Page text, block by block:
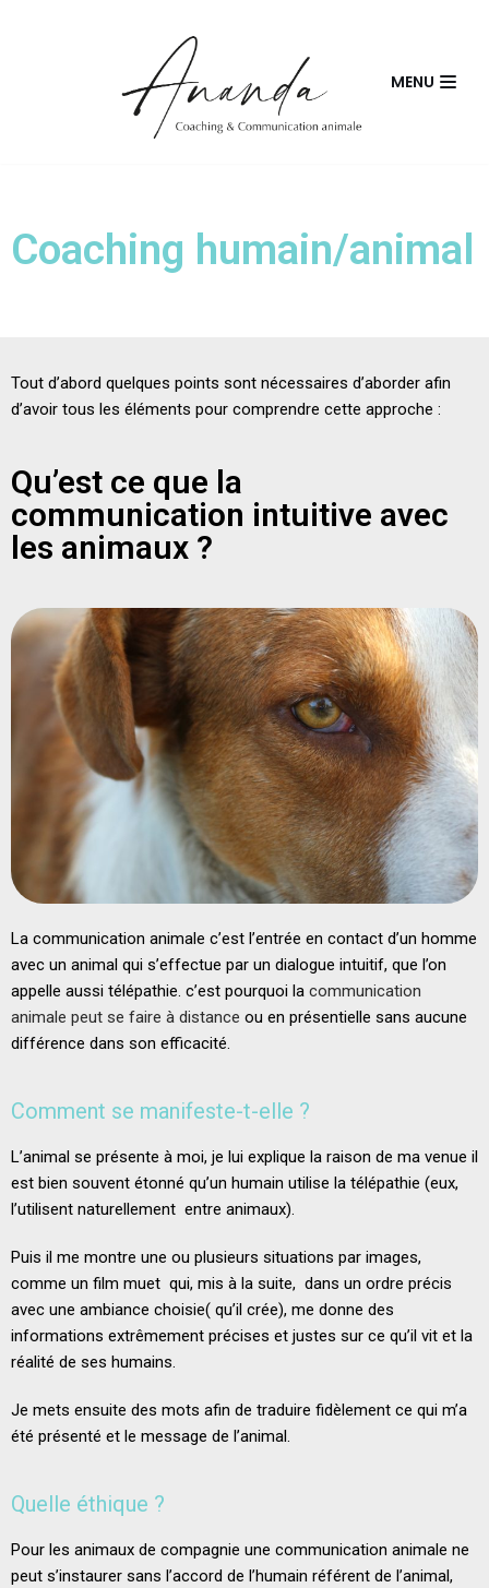
MENU
Coaching humain/animal
Tout d’abord quelques points sont nécessaires d’aborder afin
d’avoir tous les éléments pour comprendre cette approche :
Qu’est ce que la
communication intuitive avec
les animaux ?
La communication animale c’est l’entrée en contact d’un homme
avec un animal qui s’effectue par un dialogue intuitif, que l’on
appelle aussi télépathie. c’est pourquoi la communication
animale peut se faire à distance ou en présentielle sans aucune
différence dans son efficacité.
Comment se manifeste-t-elle ?
L’animal se présente à moi, je lui explique la raison de ma venue il
est bien souvent étonné qu’un humain utilise la télépathie (eux,
l’utilisent naturellement entre animaux).
Puis il me montre une ou plusieurs situations par images,
comme un film muet qui, mis à la suite, dans un ordre précis
avec une ambiance choisie( qu’il crée), me donne des
informations extrêmement précises et justes sur ce qu’il vit et la
réalité de ses humains.
Je mets ensuite des mots afin de traduire fidèlement ce qui m’a
été présenté et le message de l’animal.
Quelle éthique ?
Pour les animaux de compagnie une communication animale ne
peut s’instaurer sans l’accord de l’humain référent de l’animal,